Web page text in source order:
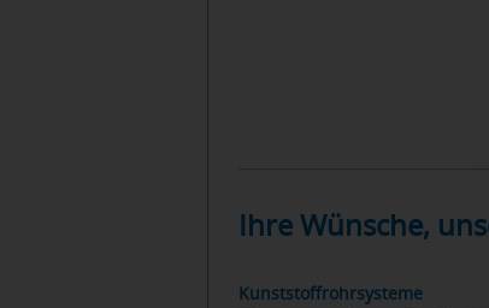
Ihre Wünsche,
Kunststoffrohrsysteme